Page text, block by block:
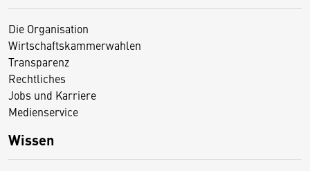
Die Organisation
Wirtschaftskammerwahlen
Transparenz
Rechtliches
Jobs und Karriere
Medienservice
Wissen